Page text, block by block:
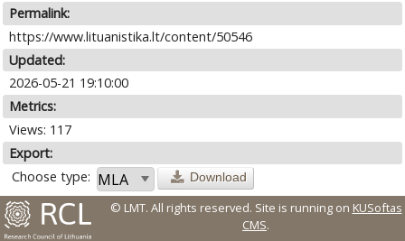
Permalink:
https://www.lituanistika.lt/content/50546
Updated:
2026-05-21 19:10:00
Metrics:
Views: 117
Export:
Choose type:
Download
© LMT. All rights reserved. Site is running on KUSoftas
CMS.